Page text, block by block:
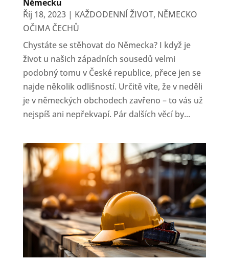
Německu
Říj 18, 2023| KAŽDODENNÍ ŽIVOT, NĚMECKO
OČIMA ČECHŮ
Chystáte se stěhovat do Německa? I když je
život u našich západních sousedů velmi
podobný tomu v České republice, přece jen se
najde několik odlišností. Určitě víte, že v neděli
je v německých obchodech zavřeno – to vás už
nejspíš ani nepřekvapí. Pár dalších věcí by...